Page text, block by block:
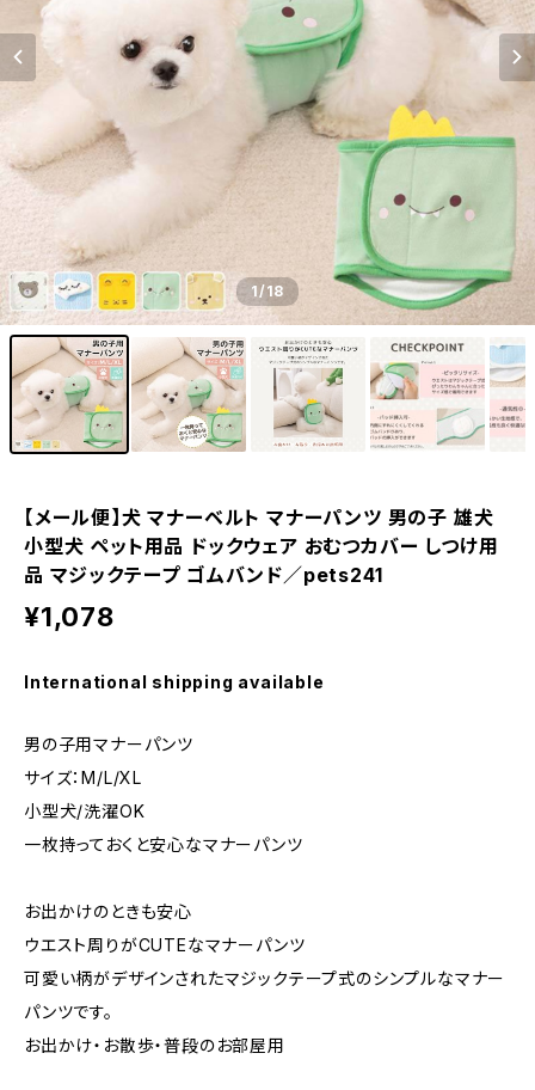
1 /18
【メール便】犬 マナーベルト マナーパンツ 男の子 雄犬
小型犬 ペット用品 ドックウェア おむつカバー しつけ用
品 マジックテープ ゴムバンド／pets241
¥1,078
International shipping available
男の子用マナーパンツ
サイズ：M/L/XL
小型犬/洗濯OK
一枚持っておくと安心なマナーパンツ
お出かけのときも安心
ウエスト周りがCUTEなマナーパンツ
可愛い柄がデザインされたマジックテープ式のシンプルなマナー
パンツです。
お出かけ・お散歩・普段のお部屋用